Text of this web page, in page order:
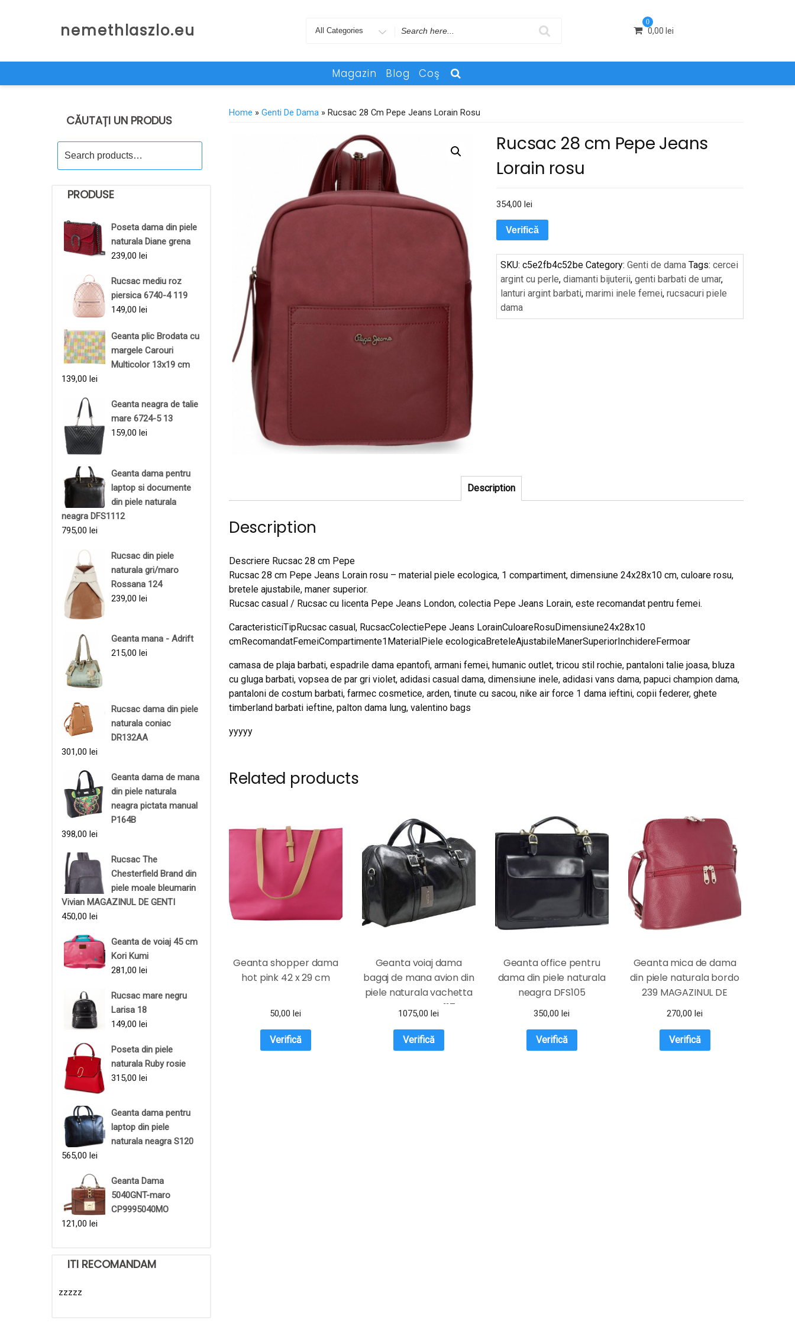
nemethlaszlo.eu
Search
0
0,00 lei
Magazin Blog Coş
CĂUTAȚI UN PRODUS
for:
PRODUSE
Poseta dama din piele
naturala Diane grena
239,00 lei
Rucsac mediu roz
piersica 6740-4 119
149,00 lei
Geanta plic Brodata cu
margele Carouri
Multicolor 13x19 cm
139,00 lei
Geanta neagra de talie
mare 6724-5 13
159,00 lei
Geanta dama pentru
laptop si documente
din piele naturala
neagra DFS1112
795,00 lei
Rucsac din piele
naturala gri/maro
Rossana 124
239,00 lei
Geanta mana - Adrift
215,00 lei
Rucsac dama din piele
naturala coniac
DR132AA
301,00 lei
Geanta dama de mana
din piele naturala
neagra pictata manual
P164B
398,00 lei
Rucsac The
Chesterfield Brand din
piele moale bleumarin
Vivian MAGAZINUL DE GENTI
450,00 lei
Geanta de voiaj 45 cm
Kori Kumi
281,00 lei
Rucsac mare negru
Larisa 18
149,00 lei
Poseta din piele
naturala Ruby rosie
315,00 lei
Geanta dama pentru
laptop din piele
naturala neagra S120
565,00 lei
Geanta Dama
5040GNT-maro
CP9995040MO
121,00 lei
ITI RECOMANDAM
zzzzz
Home » Genti De Dama » Rucsac 28 Cm Pepe Jeans Lorain Rosu
Rucsac 28 cm Pepe Jeans
Lorain rosu
354,00lei
Verifică
SKU:c5e2fb4c52be Category:Genti de dama Tags:cercei
argint cu perle,diamanti bijuterii,genti barbati de umar,
lanturi argint barbati,marimi inele femei,rucsacuri piele
dama
Description
Description
Descriere Rucsac 28 cm Pepe
Rucsac 28 cm Pepe Jeans Lorain rosu – material piele ecologica, 1 compartiment, dimensiune 24x28x10 cm, culoare rosu,
bretele ajustabile, maner superior.
Rucsac casual / Rucsac cu licenta Pepe Jeans London, colectia Pepe Jeans Lorain, este recomandat pentru femei.
CaracteristiciTipRucsac casual, RucsacColectiePepe Jeans LorainCuloareRosuDimensiune24x28x10
cmRecomandatFemeiCompartimente1MaterialPiele ecologicaBreteleAjustabileManerSuperiorInchidereFermoar
camasa de plaja barbati, espadrile dama epantofi, armani femei, humanic outlet, tricou stil rochie, pantaloni talie joasa, bluza
cu gluga barbati, vopsea de par gri violet, adidasi casual dama, dimensiune inele, adidasi vans dama, papuci champion dama,
pantaloni de costum barbati, farmec cosmetice, arden, tinute cu sacou, nike air force 1 dama ieftini, copii federer, ghete
timberland barbati ieftine, palton dama lung, valentino bags
yyyyy
Related products
Geanta shopper dama
hot pink 42 x 29 cm
50,00lei
Verifică
Geanta voiaj dama
bagaj de mana avion din
piele naturala vachetta
neagra FGVD117
1075,00lei
Verifică
Geanta office pentru
dama din piele naturala
neagra DFS105
350,00lei
Verifică
Geanta mica de dama
din piele naturala bordo
239 MAGAZINUL DE
GENTI
270,00lei
Verifică